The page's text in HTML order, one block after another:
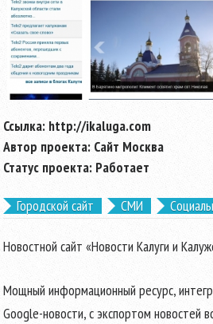
Ссылка: http://ikaluga.com
Автор проекта: Сайт Москва
Статус проекта: Работает
Городской сайт СМИ
Новостной сайт «Новости Калуги и
Мощный информационный ресурс,
Google-новости, с экспортом новостей